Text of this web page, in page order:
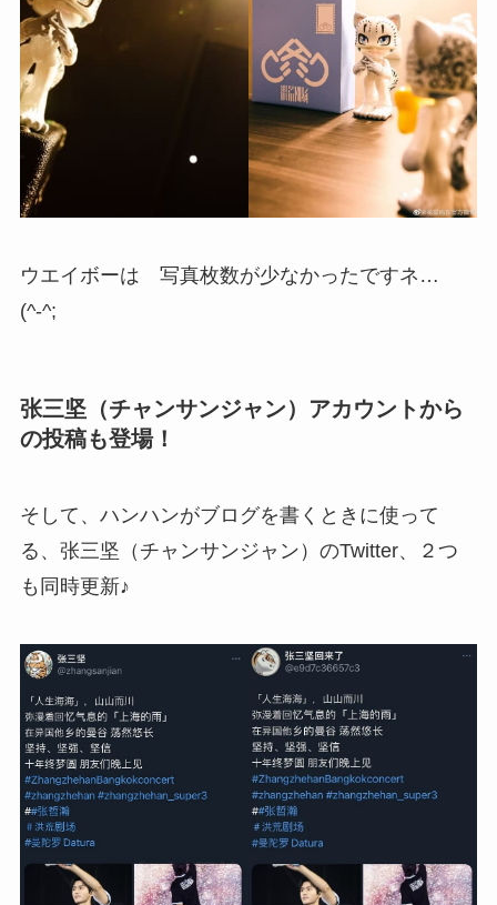
ウエイボーは 写真枚数が少なかったですネ…
(^-^;
张三坚（チャンサンジャン）アカウントから
の投稿も登場！
そして、ハンハンがブログを書くときに使って
る、张三坚（チャンサンジャン）のTwitter、２つ
も同時更新♪